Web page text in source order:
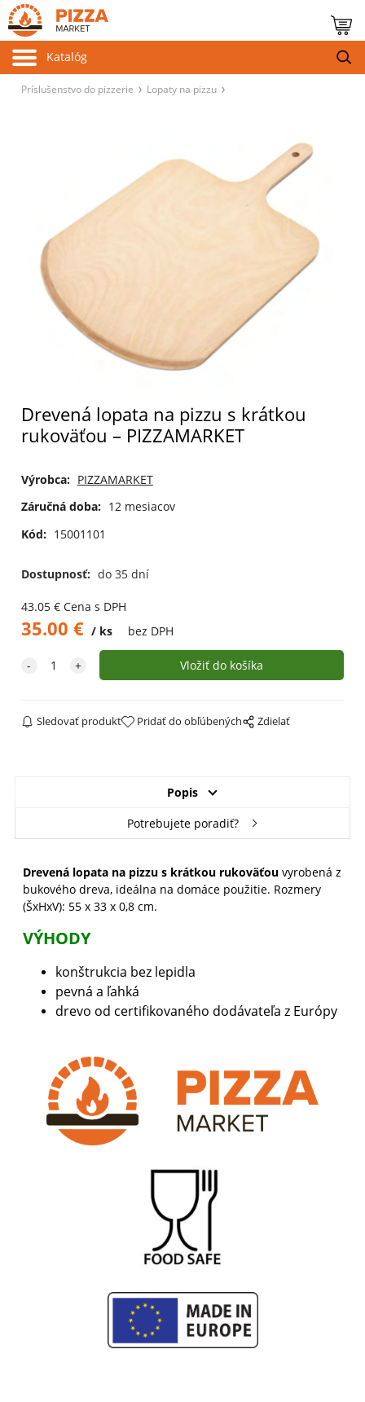
Katalóg
Príslušenstvo do pizzerie Lopaty na pizzu
Drevená lopata na pizzu s krátkou
rukoväťou – PIZZAMARKET
Výrobca: PIZZAMARKET
Záručná doba: 12 mesiacov
Kód: 15001101
Dostupnosť: do 35 dní
43.05€ Cena s DPH
35.00 € ks bez DPH
Sledovať produkt Pridať do obľúbených Zdielať
Popis
Potrebujete poradiť?
Drevená lopata na pizzu s krátkou rukoväťouvyrobená z
bukového dreva, ideálna na domáce použitie. Rozmery
(ŠxHxV): 55 x 33 x 0,8 cm.
VÝHODY
konštrukcia bez lepidla
pevná a ľahká
drevo od certifikovaného dodávateľa z Európy